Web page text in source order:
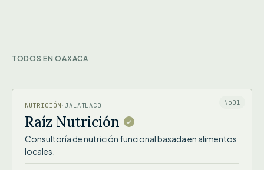
TODOS EN OAXACA
No01
NUTRICIÓN·JALATLACO
Raíz Nutrición
Consultoría de nutrición funcional basada en alimentos
locales.